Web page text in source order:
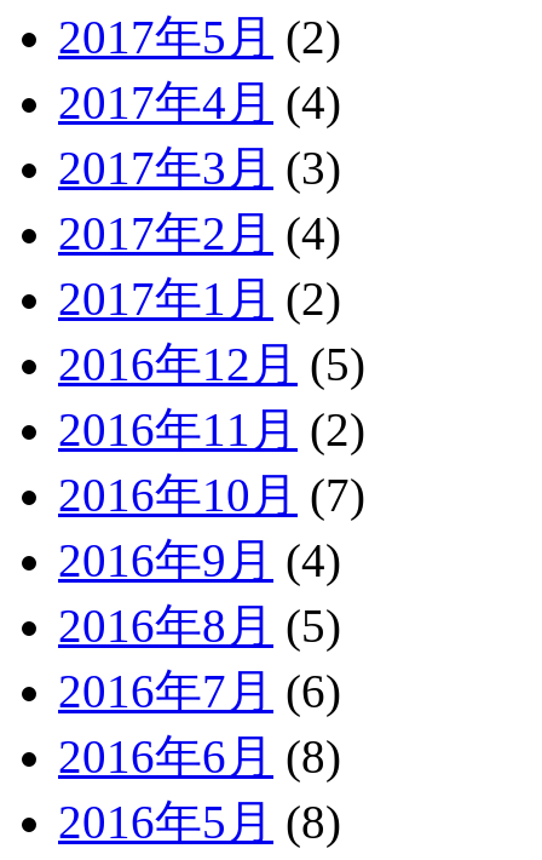
2017年5月 (2)
2017年4月 (4)
2017年3月 (3)
2017年2月 (4)
2017年1月 (2)
2016年12月 (5)
2016年11月 (2)
2016年10月 (7)
2016年9月 (4)
2016年8月 (5)
2016年7月 (6)
2016年6月 (8)
2016年5月 (8)